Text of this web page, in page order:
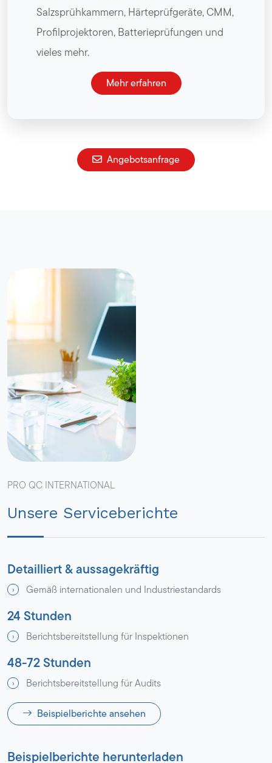
Salzsprühkammern, Härteprüfgeräte, CMM,
Profilprojektoren, Batterieprüfungen und
vieles mehr.
Mehr erfahren
Angebotsanfrage
PRO QC INTERNATIONAL
Unsere Serviceberichte
Detailliert & aussagekräftig
Gemäß internationalen und Industriestandards
24 Stunden
Berichtsbereitstellung für Inspektionen
48-72 Stunden
Berichtsbereitstellung für Audits
Beispielberichte ansehen
Beispielberichte herunterladen